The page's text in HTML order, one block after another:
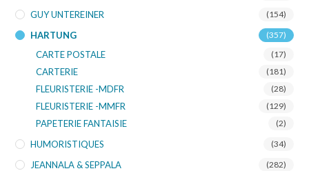
GUY UNTEREINER (154)
HARTUNG (357)
CARTE POSTALE (17)
CARTERIE (181)
FLEURISTERIE -MDFR (28)
FLEURISTERIE -MMFR (129)
PAPETERIE FANTAISIE (2)
HUMORISTIQUES (34)
JEANNALA & SEPPALA (282)